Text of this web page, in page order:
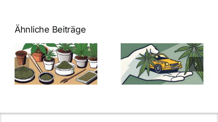
Ähnliche Beiträge
Neue THC-
Grenzwert-
Regelung:
Was Sie über
Cannabis und
müssen
Cannabis
Samen
kaufen: Alles
was Sie